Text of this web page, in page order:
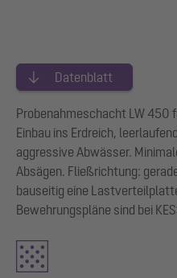
Datenblatt
Probenahmeschacht LW 450
Einbau ins Erdreich,
aggressive Abwässer.
Absägen. Fließrichtung:
bauseitig eine
Bewehrungspläne sind bei